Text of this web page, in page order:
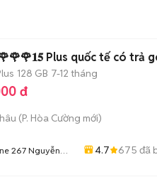
Plus quốc tế có trả
128 GB 7-12 tháng
đ
(P. Hòa Cường mới)
267 Nguyễn
4.7 675 đã